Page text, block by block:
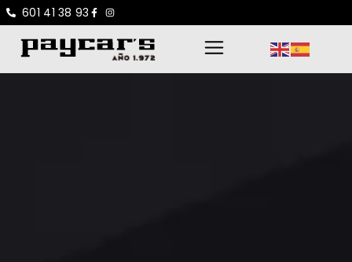
601 41 38 93